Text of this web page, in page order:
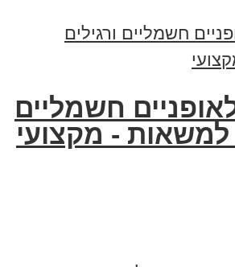
חשמליים
למשאות - מקצועי